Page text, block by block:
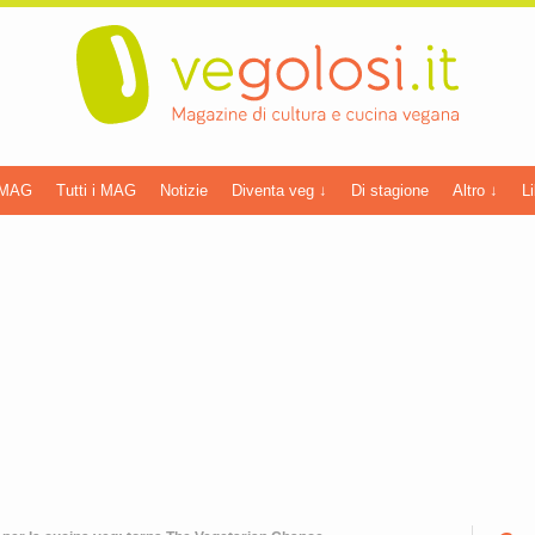
Tutti i MAG Notizie Diventa veg ↓ Di stagione Altro ↓